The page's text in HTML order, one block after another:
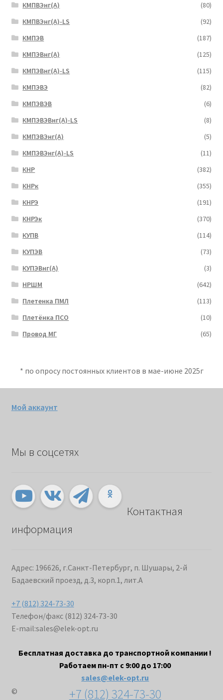
КМПВЭнг(А)
(80)
КМПВЭнг(А)-LS
(92)
КМПЭВ
(187)
КМПЭВнг(А)
(125)
КМПЭВнг(А)-LS
(115)
КМПЭВЭ
(82)
КМПЭВЭВ
(6)
КМПЭВЭВнг(А)-LS
(8)
КМПЭВЭнг(А)
(5)
КМПЭВЭнг(А)-LS
(11)
КНР
(382)
КНРк
(355)
КНРЭ
(191)
КНРЭк
(370)
КУПВ
(114)
КУПЭВ
(73)
КУПЭВнг(А)
(3)
НРШМ
(642)
Плетенка ПМЛ
(113)
Плетёнка ПСО
(10)
Провод МГ
(65)
* по опросу постоянных клиентов в мае-июне 2025г
Мой аккаунт
Мы в соцсетях
Контактная
информация
Адрес: 196626, г.Санкт-Петербург, п. Шушары, 2-й
Бадаевский проезд, д.3, корп.1, лит.А
+7 (812) 324-73-30
Телефон/факс (812) 324-73-30
E-mail:sales@elek-opt.ru
Бесплатная доставка до транспортной компании !
Работаем пн-пт с 9:00 до 17:00
sales@elek-opt.ru
+7 (812) 324-73-30
©